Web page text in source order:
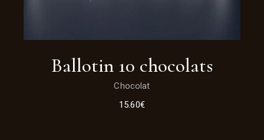
Ballotin 10 chocolats
Chocolat
15.60€